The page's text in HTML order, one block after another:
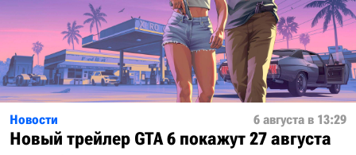
Новости 6 августа в 13:29
Новый трейлер GTA 6 покажут 27 августа